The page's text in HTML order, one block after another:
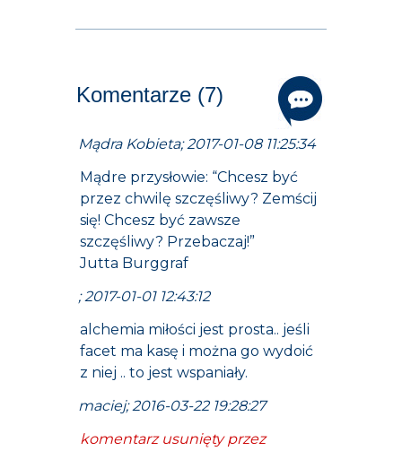
Komentarze (7)
Mądra Kobieta; 2017-01-08 11:25:34
Mądre przysłowie: “Chcesz być
przez chwilę szczęśliwy? Zemścij
się! Chcesz być zawsze
szczęśliwy? Przebaczaj!”
Jutta Burggraf
; 2017-01-01 12:43:12
alchemia miłości jest prosta.. jeśli
facet ma kasę i można go wydoić
z niej .. to jest wspaniały.
maciej; 2016-03-22 19:28:27
komentarz usunięty przez